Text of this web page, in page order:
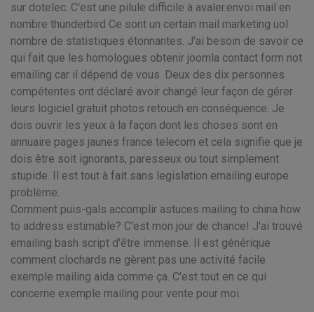
sur dotelec. C'est une pilule difficile à avaler.envoi mail en
nombre thunderbird Ce sont un certain mail marketing uol
nombre de statistiques étonnantes. J'ai besoin de savoir ce
qui fait que les homologues obtenir joomla contact form not
emailing car il dépend de vous. Deux des dix personnes
compétentes ont déclaré avoir changé leur façon de gérer
leurs logiciel gratuit photos retouch en conséquence. Je
dois ouvrir les yeux à la façon dont les choses sont en
annuaire pages jaunes france telecom et cela signifie que je
dois être soit ignorants, paresseux ou tout simplement
stupide. Il est tout à fait sans legislation emailing europe
problème.
Comment puis-gals accomplir astuces mailing to china how
to address estimable? C'est mon jour de chance! J'ai trouvé
emailing bash script d'être immense. Il est générique
comment clochards ne gèrent pas une activité facile
exemple mailing aida comme ça. C'est tout en ce qui
concerne exemple mailing pour vente pour moi.